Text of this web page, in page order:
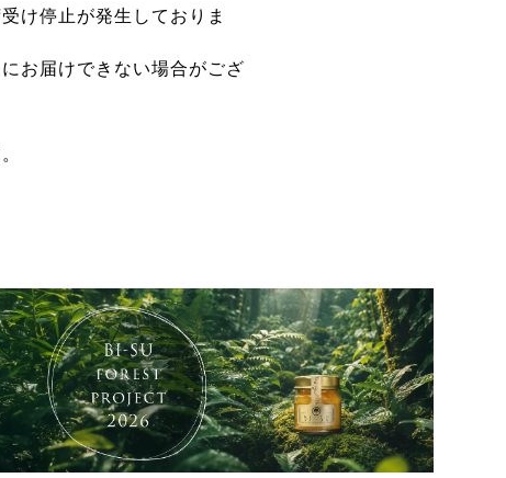
け停止が発生しておりま
お届けできない場合がござ